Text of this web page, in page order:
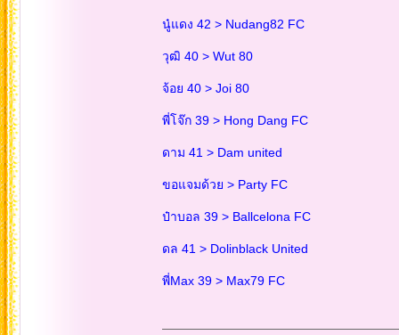
นู๋แดง 42 > Nudang82 FC
วุฒิ 40 > Wut 80
จ้อย 40 > Joi 80
พี่โจ๊ก 39 > Hong Dang FC
ดาม 41 > Dam united
ขอแจมด้วย > Party FC
ป๋าบอล 39 > Ballcelona FC
ดล 41 > Dolinblack United
พี่Max 39 > Max79 FC